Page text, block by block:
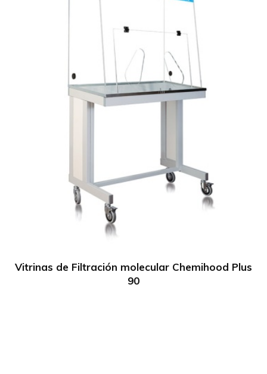
Vitrinas de Filtración molecular Chemihood Plus
90